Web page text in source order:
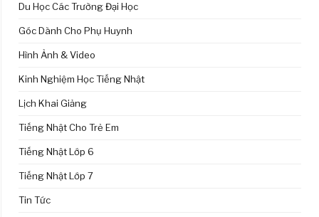
Du Học Các Trường Đại Học
Góc Dành Cho Phụ Huynh
Hình Ảnh & Video
Kinh Nghiệm Học Tiếng Nhật
Lịch Khai Giảng
Tiếng Nhật Cho Trẻ Em
Tiếng Nhật Lớp 6
Tiếng Nhật Lớp 7
Tin Tức